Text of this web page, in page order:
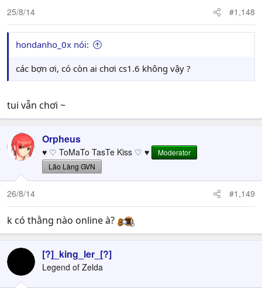
25/8/14 #1,148
hondanho_0x nói:
các bợn ơi, có còn ai chơi cs1.6 không vậy ?
tui vẫn chơi ~
Orpheus
♥ ♡ ToMaTo TasTe Kiss ♡ ♥
Moderator
Lão Làng GVN
26/8/14 #1,149
k có thằng nào online à?
[?]_king_ler_[?]
Legend of Zelda